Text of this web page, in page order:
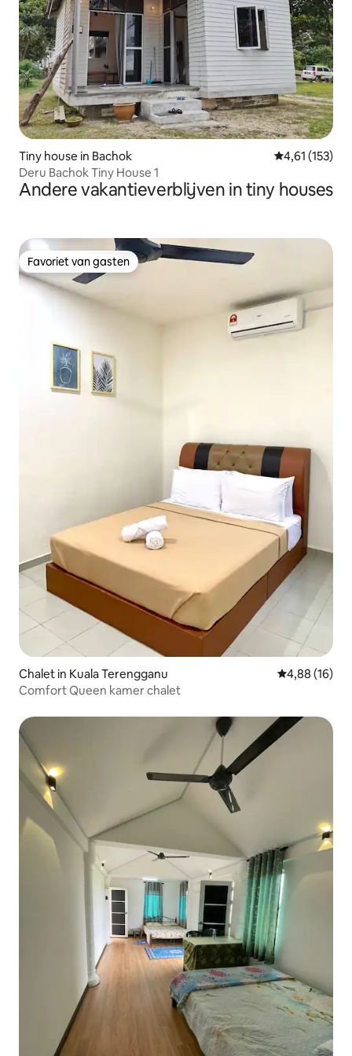
Tiny house in Bachok Gemiddelde
4,61 (153)
Deru Bachok Tiny House 1
Andere vakantieverblijven in tiny houses
Favoriet van gasten
Favoriet van gasten
Chalet in Kuala Terengganu Gemiddelde
4,88 (16)
Comfort Queen kamer chalet